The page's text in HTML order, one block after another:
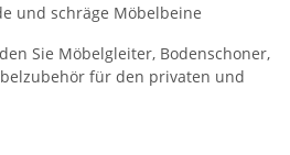
und schräge Möbelbeine
Sie Möbelgleiter, Bodenschoner,
für den privaten und